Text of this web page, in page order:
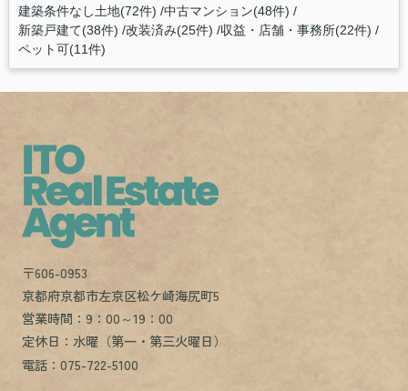
建築条件なし土地(72件) 中古マンション(48件)
新築戸建て(38件) 改装済み(25件) 収益・店舗・事務所(22件)
ペット可(11件)
〒606-0953
京都府京都市左京区松ケ崎海尻町5
営業時間：9：00～19：00
定休日：水曜（第一・第三火曜日）
電話：075-722-5100